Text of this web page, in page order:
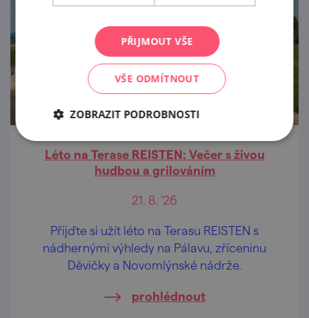
Léto na Terase REISTEN: Večer s živou
hudbou a grilováním
21. 8. '26
Přijďte si užít léto na Terasu REISTEN s
nádhernými výhledy na Pálavu, zříceninu
Děvičky a Novomlýnské nádrže.
prohlédnout
PŘIJMOUT VŠE
VŠE ODMÍTNOUT
ZOBRAZIT PODROBNOSTI